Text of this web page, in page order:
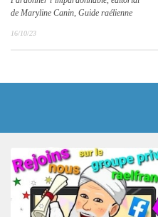
de Maryline Canin, Guide raélienne
16/10/23